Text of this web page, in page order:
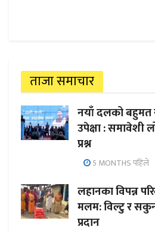
ताजा समाचार
नयाँ दलको बहुमत
उपेक्षा : समावेशी
प्रश्न
5 MONTHS पहिले
लहानका विपन्न
मलम: विल्टु र
प्रदान